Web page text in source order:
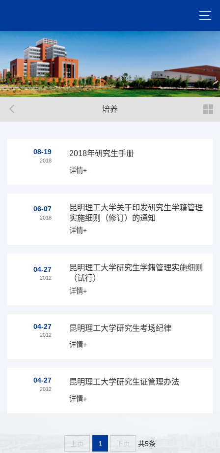
培养
08-19
2018
2018年研究生手册
详情+
06-07
2018
昆明理工大学关于印发研究生学籍管理
实施细则（修订）的通知
详情+
04-27
2012
昆明理工大学研究生学籍管理实施细则
（试行）
详情+
04-27
2012
昆明理工大学研究生考场纪律
详情+
04-27
2012
昆明理工大学研究生证管理办法
详情+
上页 1 下页 共5条